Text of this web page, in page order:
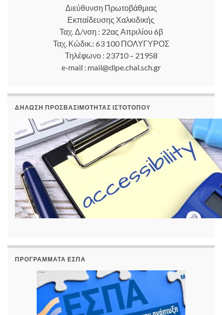
Διεύθυνση Πρωτοβάθμιας
Εκπαίδευσης Χαλκιδικής
Ταχ. Δ/νση : 22ας Απριλίου 6β
Ταχ. Κώδικ.: 63 100 ΠΟΛΥΓΥΡΟΣ
Τηλέφωνο : 23710 – 21958
e-mail : mail@dipe.chal.sch.gr
ΔΉΛΩΣΗ ΠΡΟΣΒΑΣΙΜΌΤΗΤΑΣ ΙΣΤΟΤΌΠΟΥ
ΠΡΟΓΡΆΜΜΑΤΑ ΕΣΠΑ